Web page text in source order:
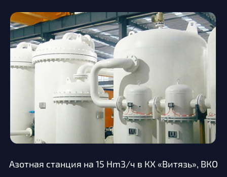
Азотная станция на 15 Hm3/ч в КХ «Витязь», ВКО